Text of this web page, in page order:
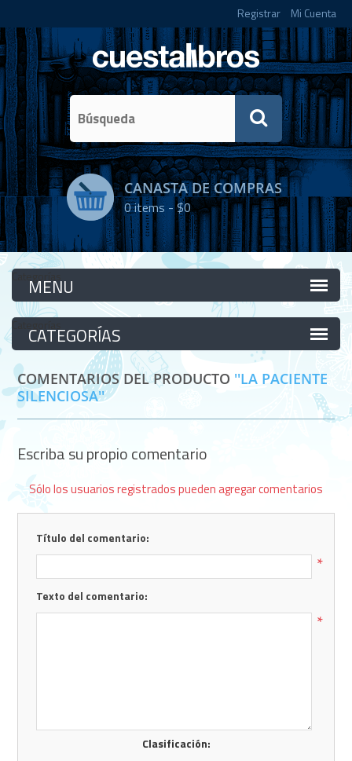
Registrar Mi Cuenta
CANASTA DE COMPRAS
0items -$0
Categorías
Categorías
COMENTARIOS DEL PRODUCTO
LA PACIENTE
SILENCIOSA
Escriba su propio comentario
Sólo los usuarios registrados pueden agregar comentarios
Título del comentario:
*
Texto del comentario:
*
Clasificación: